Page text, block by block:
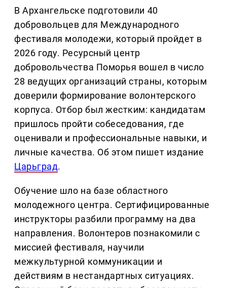
В Архангельске подготовили 40
добровольцев для Международного
фестиваля молодежи, который пройдет в
2026 году. Ресурсный центр
добровольчества Поморья вошел в число
28 ведущих организаций страны, которым
доверили формирование волонтерского
корпуса. Отбор был жестким: кандидатам
пришлось пройти собеседования, где
оценивали и профессиональные навыки, и
личные качества. Об этом пишет издание
Царьград.
Обучение шло на базе областного
молодежного центра. Сертифицированные
инструкторы разбили программу на два
направления. Волонтеров познакомили с
миссией фестиваля, научили
межкультурной коммуникации и
действиям в нестандартных ситуациях.